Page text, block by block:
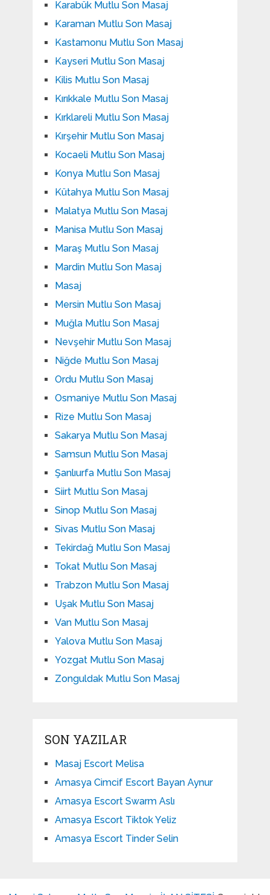
Karabük Mutlu Son Masaj
Karaman Mutlu Son Masaj
Kastamonu Mutlu Son Masaj
Kayseri Mutlu Son Masaj
Kilis Mutlu Son Masaj
Kırıkkale Mutlu Son Masaj
Kırklareli Mutlu Son Masaj
Kırşehir Mutlu Son Masaj
Kocaeli Mutlu Son Masaj
Konya Mutlu Son Masaj
Kütahya Mutlu Son Masaj
Malatya Mutlu Son Masaj
Manisa Mutlu Son Masaj
Maraş Mutlu Son Masaj
Mardin Mutlu Son Masaj
Masaj
Mersin Mutlu Son Masaj
Muğla Mutlu Son Masaj
Nevşehir Mutlu Son Masaj
Niğde Mutlu Son Masaj
Ordu Mutlu Son Masaj
Osmaniye Mutlu Son Masaj
Rize Mutlu Son Masaj
Sakarya Mutlu Son Masaj
Samsun Mutlu Son Masaj
Şanlıurfa Mutlu Son Masaj
Siirt Mutlu Son Masaj
Sinop Mutlu Son Masaj
Sivas Mutlu Son Masaj
Tekirdağ Mutlu Son Masaj
Tokat Mutlu Son Masaj
Trabzon Mutlu Son Masaj
Uşak Mutlu Son Masaj
Van Mutlu Son Masaj
Yalova Mutlu Son Masaj
Yozgat Mutlu Son Masaj
Zonguldak Mutlu Son Masaj
SON YAZILAR
Masaj Escort Melisa
Amasya Cimcif Escort Bayan Aynur
Amasya Escort Swarm Aslı
Amasya Escort Tiktok Yeliz
Amasya Escort Tinder Selin